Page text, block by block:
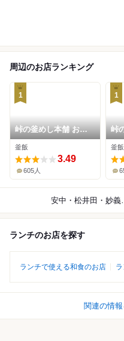
周辺のお店ランキング
1
峠の釜めし本舗 おぎ
のや 横川本店
釜飯
3.49
605人
1
峠
の
横
(上
釜飯
安中
ランチのお店を探す
ランチで使える和食のお店
関連の情